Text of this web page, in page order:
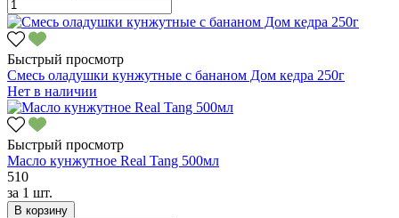
Быстрый просмотр
Смесь оладушки кунжутные с бананом Дом кедра 250г
Нет в наличии
Быстрый просмотр
Масло кунжутное Real Tang 500мл
510
за 1 шт.
В корзину